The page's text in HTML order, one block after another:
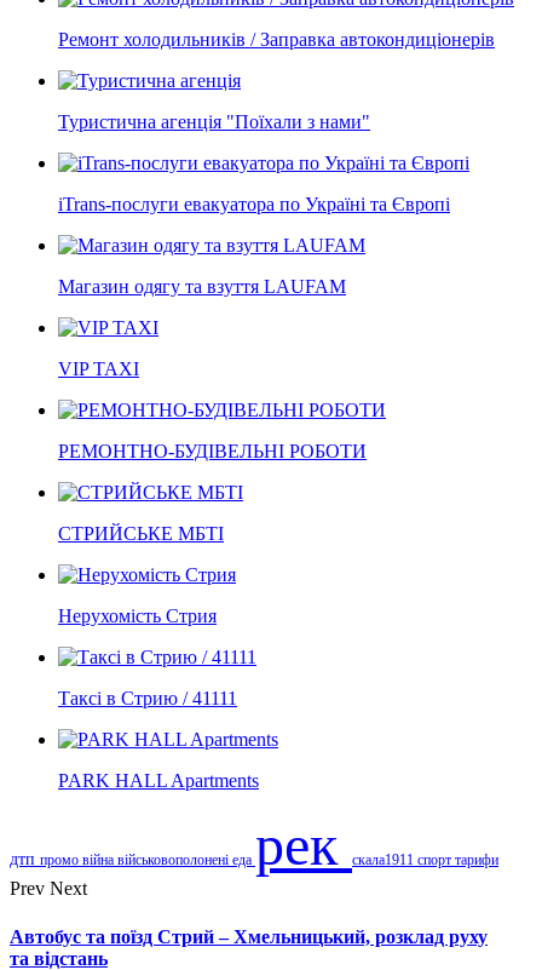
Ремонт холодильників / Заправка автокондиціонерів
Туристична агенція "Поїхали з нами"
iTrans-послуги евакуатора по Україні та Європі
Магазин одягу та взуття LAUFAM
VIP TAXI
РЕМОНТНО-БУДІВЕЛЬНІ РОБОТИ
СТРИЙСЬКЕ МБТІ
Нерухомість Стрия
Таксі в Стрию / 41111
PARK HALL Apartments
дтп промо війна військовополонені еда рек скала1911 спорт тарифи
Prev Next
Автобус та поїзд Стрий – Хмельницький, розклад руху
та відстань